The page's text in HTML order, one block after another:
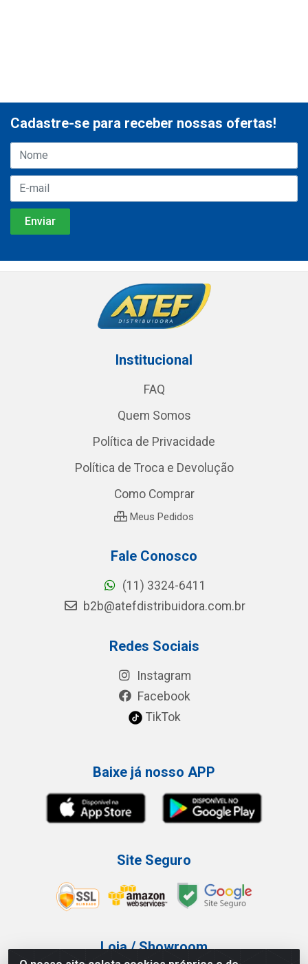
Cadastre-se para receber nossas ofertas!
Institucional
FAQ
Quem Somos
Política de Privacidade
Política de Troca e Devolução
Como Comprar
Meus Pedidos
Fale Conosco
(11) 3324-6411
b2b@atefdistribuidora.com.br
Redes Sociais
Instagram
Facebook
TikTok
Baixe já nosso APP
Site Seguro
Loja / Showroom